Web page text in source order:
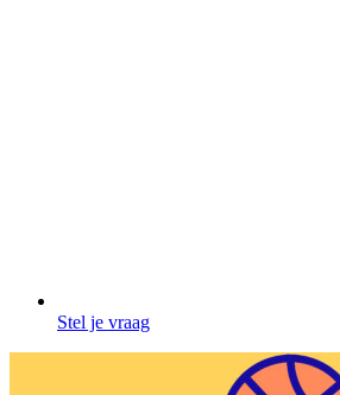
Stel je vraag